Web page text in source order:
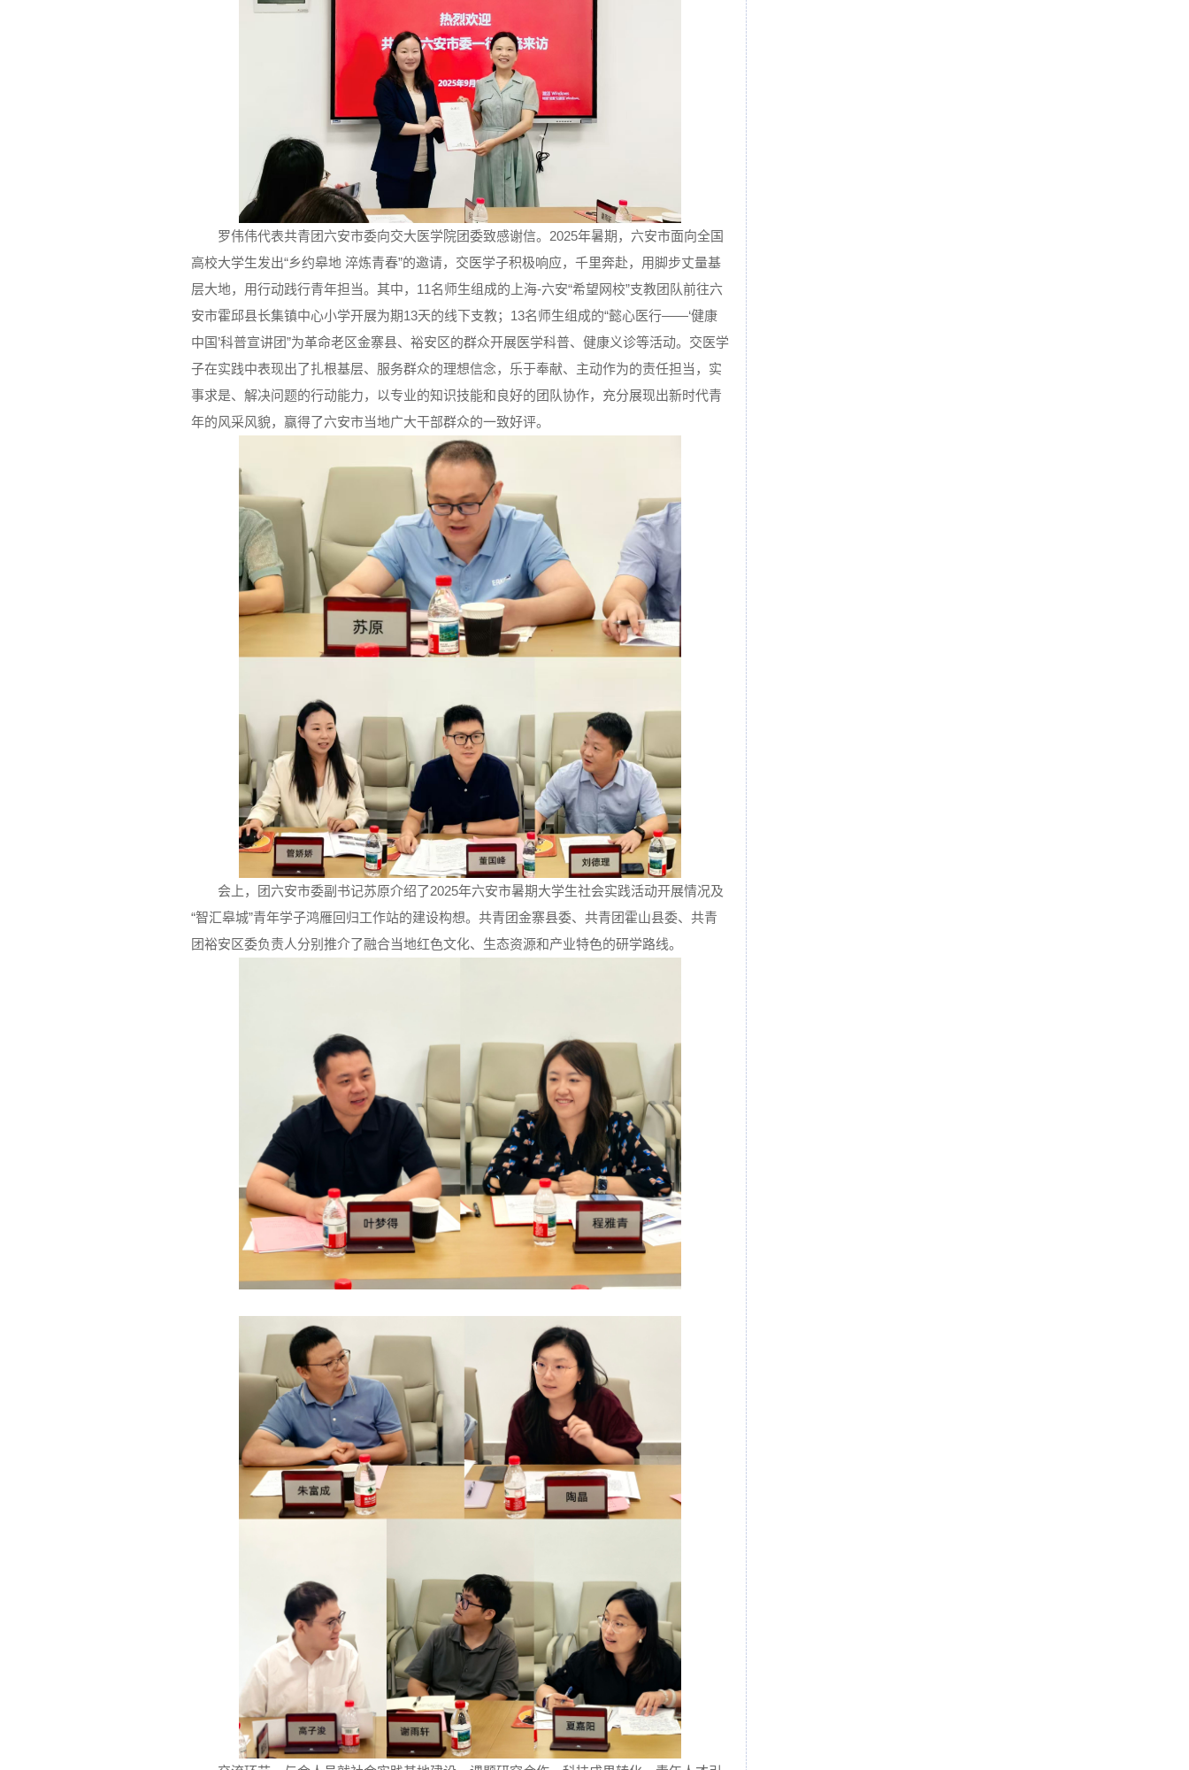
罗伟伟代表共青团六安市委向交大医学院团委致感谢信。2025年暑期，六安市面向全国
高校大学生发出“乡约皋地 淬炼青春”的邀请，交医学子积极响应，千里奔赴，用脚步丈量基
层大地，用行动践行青年担当。其中，11名师生组成的上海-六安“希望网校”支教团队前往六
安市霍邱县长集镇中心小学开展为期13天的线下支教；13名师生组成的“懿心医行——‘健康
中国’科普宣讲团”为革命老区金寨县、裕安区的群众开展医学科普、健康义诊等活动。交医学
子在实践中表现出了扎根基层、服务群众的理想信念，乐于奉献、主动作为的责任担当，实
事求是、解决问题的行动能力，以专业的知识技能和良好的团队协作，充分展现出新时代青
年的风采风貌，赢得了六安市当地广大干部群众的一致好评。
会上，团六安市委副书记苏原介绍了2025年六安市暑期大学生社会实践活动开展情况及
“智汇皋城”青年学子鸿雁回归工作站的建设构想。共青团金寨县委、共青团霍山县委、共青
团裕安区委负责人分别推介了融合当地红色文化、生态资源和产业特色的研学路线。